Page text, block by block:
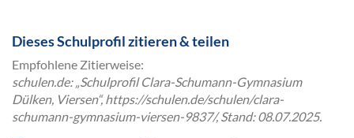
Dieses Schulprofil zitieren & teilen
Empfohlene Zitierweise:
schulen.de: „Schulprofil Clara-Schumann-Gymnasium
Dülken, Viersen“, https://schulen.de/schulen/clara-
schumann-gymnasium-viersen-9837/, Stand: 08.07.2025.